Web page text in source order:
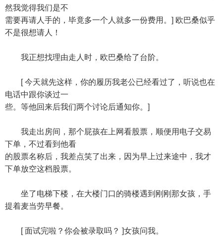
然我觉得我们是不
需要再请人手的，毕竟多一个人就多一份费用。] 欧巴桑似乎
不是很想请人！
我正想找理由走人时，欧巴桑给了台阶。
[ 今天就先这样，你的履历我老公已经看过了，听说也在
电话中跟你谈过一
些。等他回来后我们两个讨论后通知你。]
我走出房间，那个屁孩在上网看股票，顺便用电子交易
下单，不过看到他看
的股票名称后，我差点笑了出来，因为早上过来途中，我才
下单放空这档股票。
坐了电梯下楼，在大楼门口的骑楼遇到刚刚那女孩，手
提着麦当劳早餐。
[ 面试完啦？你会被录取吗？ ]女孩问我。